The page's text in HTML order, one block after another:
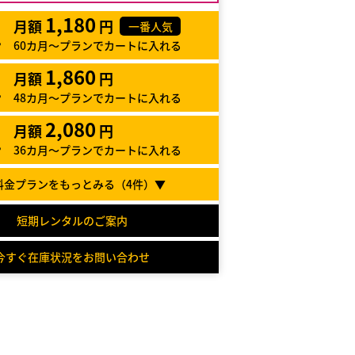
月額 1,180 円
一番人気
60カ月～プランでカートに入れる
月額 1,860 円
48カ月～プランでカートに入れる
月額 2,080 円
36カ月～プランでカートに入れる
プランをもっとみる（4件）▼
短期レンタルのご案内
すぐ在庫状況をお問い合わせ